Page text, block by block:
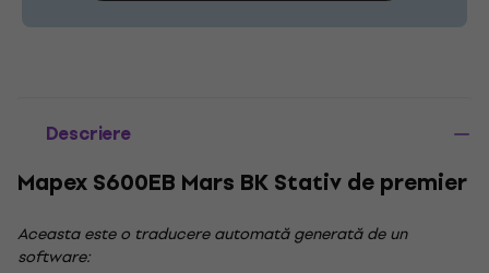
Descriere
Mapex S600EB Mars BK Stativ de premier
Aceasta este o traducere automată generată de un
software: